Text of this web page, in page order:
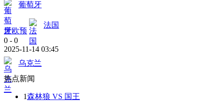
葡萄牙
世欧预
法国
0 - 0
2025-11-14 03:45
乌克兰
热点新闻
1森林狼 VS 国王